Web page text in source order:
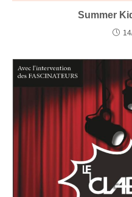
Summer